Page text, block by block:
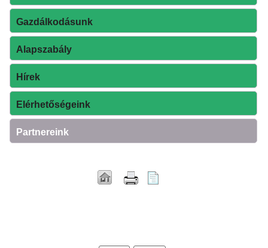
Gazdálkodásunk
Alapszabály
Hírek
Elérhetőségeink
Partnereink